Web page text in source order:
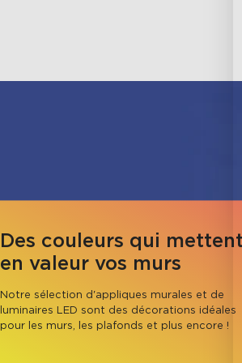
Des couleurs qui
en valeur vos murs
Notre sélection d'appliques murales et de
luminaires LED sont des décorations idéales
pour les murs, les plafonds et plus encore !